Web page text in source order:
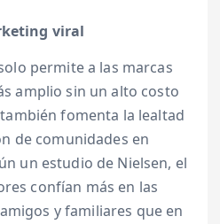
viral
permite a las marcas
amplio sin un alto costo
fomenta la lealtad
de comunidades en
un estudio de Nielsen, el
confían más en las
y familiares que en